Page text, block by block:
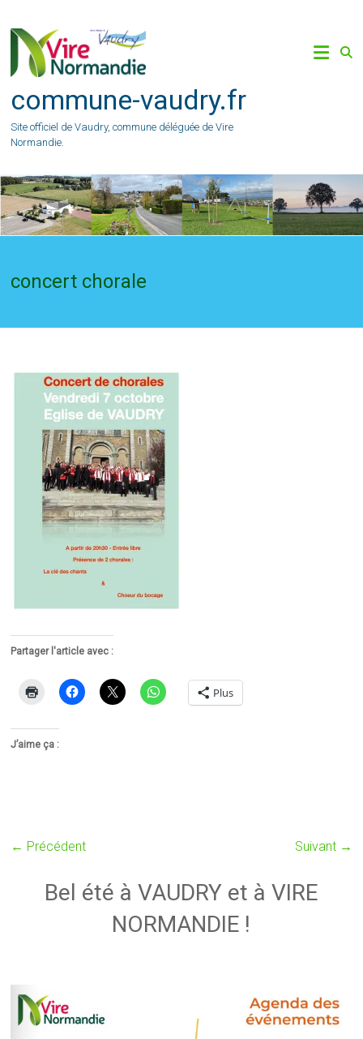
content
commune-vaudry.fr
Site officiel de Vaudry, commune déléguée de Vire
Normandie.
concert chorale
Partager l'article avec :
Plus
J’aime ça :
← Précédent Suivant →
Bel été à VAUDRY et à VIRE
NORMANDIE !